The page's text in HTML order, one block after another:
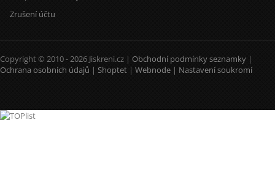
Zrušení účtu
Copyright © 2010 - 2026 Jiskreni.cz | Obchodní podmínky seznamky |
Ochrana osobních údajů | Shoptet | Webnode | Nastavení soukromí